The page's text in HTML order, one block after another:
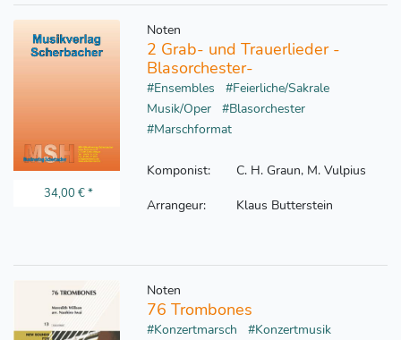
34,00 €*
Noten
2 Grab- und Trauerlieder -
Blasorchester-
#Ensembles
#Feierliche/Sakrale
Musik/Oper
#Blasorchester
#Marschformat
Komponist:
C. H. Graun, M. Vulpius
Arrangeur:
Klaus Butterstein
Noten
76 Trombones
#Konzertmarsch
#Konzertmusik